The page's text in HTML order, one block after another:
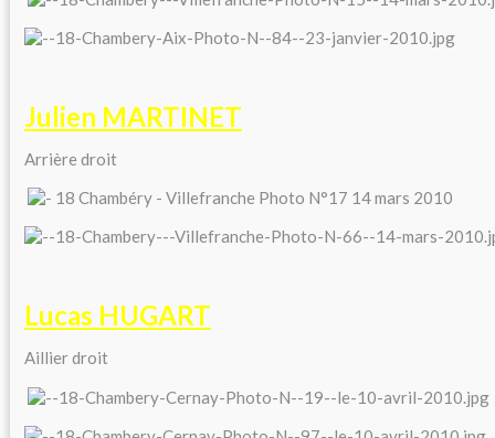
Julien MARTINET
Arrière droit
Lucas HUGART
Aillier droit